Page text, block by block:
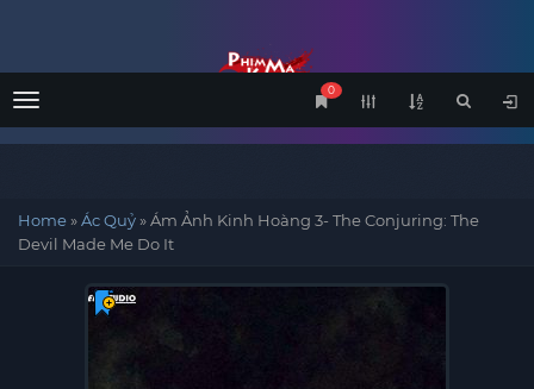
Menu
0
Home»Ác Quỷ»Ám Ảnh Kinh Hoàng 3- The Conjuring: The
Devil Made Me Do It